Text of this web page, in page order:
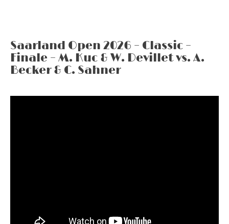
Saarland Open 2026 – Classic –
Finale – M. Kuc & W. Devillet vs. A.
Becker & C. Sahner